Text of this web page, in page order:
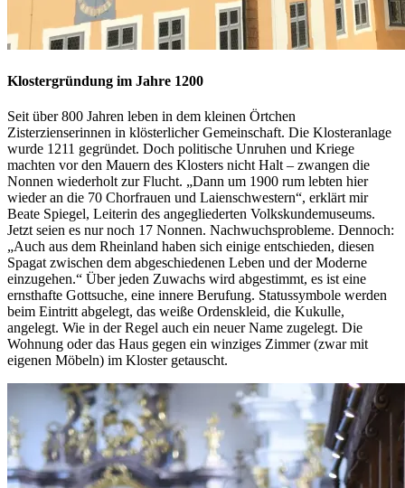
Klostergründung im Jahre 1200
Seit über 800 Jahren leben in dem kleinen Örtchen
Zisterzienserinnen in klösterlicher Gemeinschaft. Die Klosteranlage
wurde 1211 gegründet. Doch politische Unruhen und Kriege
machten vor den Mauern des Klosters nicht Halt – zwangen die
Nonnen wiederholt zur Flucht. „Dann um 1900 rum lebten hier
wieder an die 70 Chorfrauen und Laienschwestern“, erklärt mir
Beate Spiegel, Leiterin des angegliederten Volkskundemuseums.
Jetzt seien es nur noch 17 Nonnen. Nachwuchsprobleme. Dennoch:
„Auch aus dem Rheinland haben sich einige entschieden, diesen
Spagat zwischen dem abgeschiedenen Leben und der Moderne
einzugehen.“ Über jeden Zuwachs wird abgestimmt, es ist eine
ernsthafte Gottsuche, eine innere Berufung. Statussymbole werden
beim Eintritt abgelegt, das weiße Ordenskleid, die Kukulle,
angelegt. Wie in der Regel auch ein neuer Name zugelegt. Die
Wohnung oder das Haus gegen ein winziges Zimmer (zwar mit
eigenen Möbeln) im Kloster getauscht.